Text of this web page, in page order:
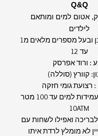
Q&Q
אטום למים ומותאם
לילדים
לוח השעון לבן ובעל מספרים מלאים מ1
עד 12
: ורוד אפרסק
קוורץ (סוללה)
רצועת גומי חזקה
עמיד במים : עמידות למים עד 100 מטר
10ATM
לבריכה ואפילו לשחות עם
לא מומלץ לרדת איתו